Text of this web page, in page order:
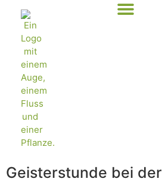
Geisterstunde bei